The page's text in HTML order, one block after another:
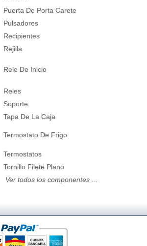
Puerta De Porta Carete
Pulsadores
Recipientes
Rejilla
Rele De Inicio
Reles
Soporte
Tapa De La Caja
Termostato De Frigo
Termostatos
Tornillo Filete Plano
Ver todos los componentes ...